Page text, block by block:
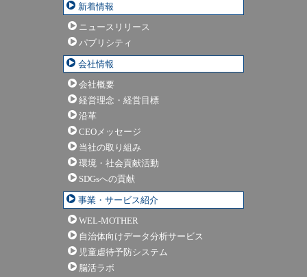
新着情報
ニュースリリース
パブリシティ
会社情報
会社概要
経営理念・経営目標
沿革
CEOメッセージ
当社の取り組み
環境・社会貢献活動
SDGsへの貢献
事業・サービス紹介
WEL-MOTHER
自治体向けデータ分析サービス
児童虐待予防システム
脳活ラボ